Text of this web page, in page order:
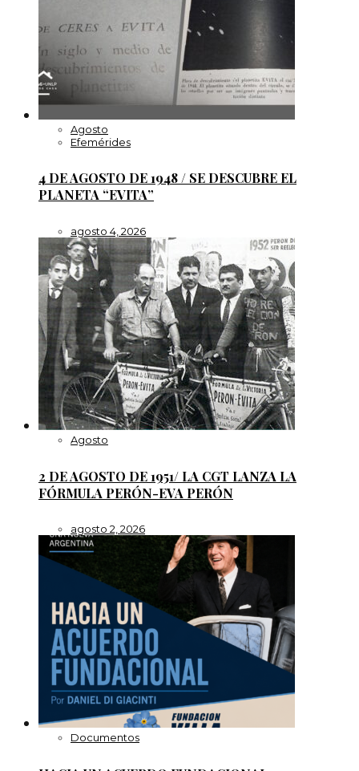
Agosto
Efemérides
4 DE AGOSTO DE 1948 / SE DESCUBRE EL
PLANETA “EVITA”
agosto 4, 2026
Agosto
2 DE AGOSTO DE 1951/ LA CGT LANZA LA
FÓRMULA PERÓN-EVA PERÓN
agosto 2, 2026
Documentos